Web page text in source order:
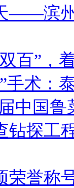
——滨
百”，
手术：
中国
钻探工
荣誉称